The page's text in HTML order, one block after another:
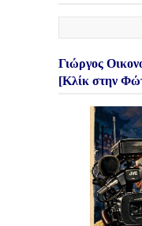
Γιώργος
[Κλίκ στην